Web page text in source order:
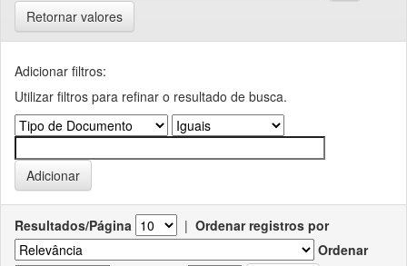
Retornar valores
Adicionar filtros:
Utilizar filtros para refinar o resultado de busca.
Resultados/Página | Ordenar registros por
Ordenar